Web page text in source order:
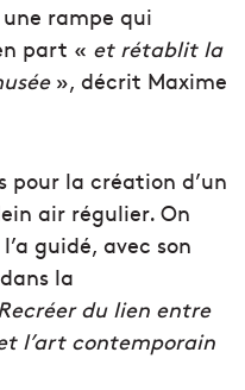
rampe qui
part « et rétablit la
», décrit Maxime
pour la création d’un
air régulier. On
guidé, avec son
la
du lien entre
l’art contemporain